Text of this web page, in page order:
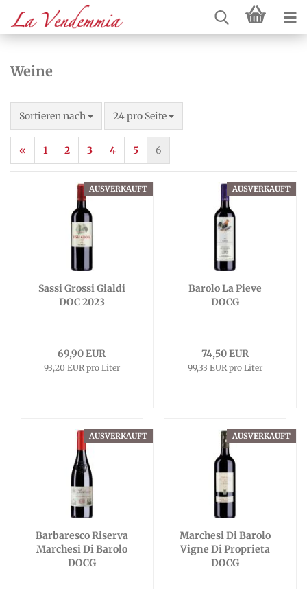
Weine
Sortieren nach
Sortieren nach 24 pro Seite
pro Seite
« 1 2 3 4 5 6
AUSVERKAUFT
Sassi Grossi Gialdi
DOC 2023
69,90 EUR
93,20 EUR pro Liter
AUSVERKAUFT
Barolo La Pieve
DOCG
74,50 EUR
99,33 EUR pro Liter
AUSVERKAUFT
Barbaresco Riserva
Marchesi Di Barolo
DOCG
AUSVERKAUFT
Marchesi Di Barolo
Vigne Di Proprieta
DOCG